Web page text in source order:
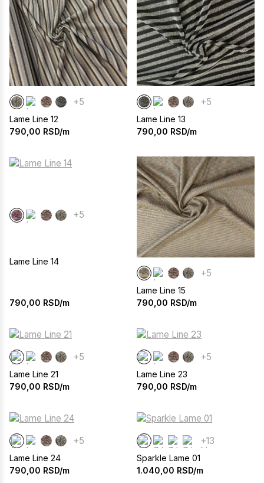
+5
Lame Line 12
790,00 RSD/m
+5
Lame Line 13
790,00 RSD/m
+5
Lame Line 14
790,00 RSD/m
+5
Lame Line 15
790,00 RSD/m
+5
Lame Line 21
790,00 RSD/m
+5
Lame Line 23
790,00 RSD/m
+5
Lame Line 24
790,00 RSD/m
+13
Sparkle Lame 01
1.040,00 RSD/m